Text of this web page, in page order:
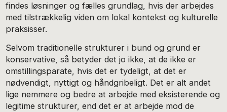
findes løsninger og fælles grundlag, hvis der arbejdes
med tilstrækkelig viden om lokal kontekst og kulturelle
praksisser.
Selvom traditionelle strukturer i bund og grund er
konservative, så betyder det jo ikke, at de ikke er
omstillingsparate, hvis det er tydeligt, at det er
nødvendigt, nyttigt og håndgribeligt. Det er alt andet
lige nemmere og bedre at arbejde med eksisterende og
legitime strukturer, end det er at arbejde mod de